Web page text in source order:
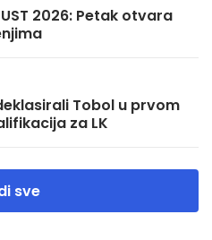
2026: Petak otvara
Tobol u prvom
za LK
sve